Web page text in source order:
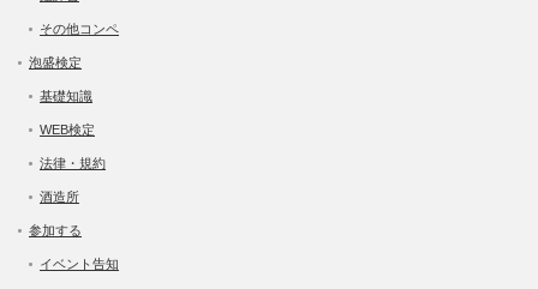
その他コンペ
泡盛検定
基礎知識
WEB検定
法律・規約
酒造所
参加する
イベント告知